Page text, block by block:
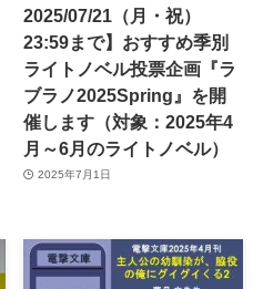
2025/07/21（月・祝）
23:59まで】おすすめ季別
ライトノベル投票企画『ラ
ブラノ2025Spring』を開
催します（対象：2025年4
月～6月のライトノベル）
2025年7月1日